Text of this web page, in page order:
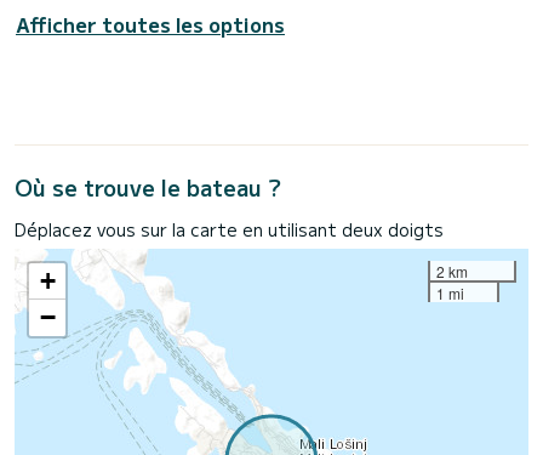
Afficher toutes les options
Où se trouve le bateau ?
Déplacez vous sur la carte en utilisant deux doigts
+
−
2 km
1 mi